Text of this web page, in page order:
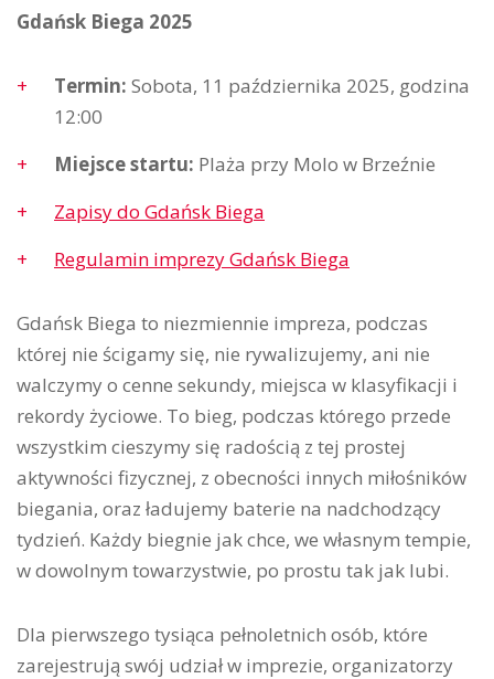
Gdańsk Biega 2025
Termin: Sobota, 11 października 2025, godzina
12:00
Miejsce startu: Plaża przy Molo w Brzeźnie
Zapisy do Gdańsk Biega
Regulamin imprezy Gdańsk Biega
Gdańsk Biega to niezmiennie impreza, podczas
której nie ścigamy się, nie rywalizujemy, ani nie
walczymy o cenne sekundy, miejsca w klasyfikacji i
rekordy życiowe. To bieg, podczas którego przede
wszystkim cieszymy się radością z tej prostej
aktywności fizycznej, z obecności innych miłośników
biegania, oraz ładujemy baterie na nadchodzący
tydzień. Każdy biegnie jak chce, we własnym tempie,
w dowolnym towarzystwie, po prostu tak jak lubi.
Dla pierwszego tysiąca pełnoletnich osób, które
zarejestrują swój udział w imprezie, organizatorzy